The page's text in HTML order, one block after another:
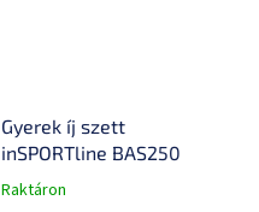
Gyerek íj szett
inSPORTline BAS250
A
Raktáron